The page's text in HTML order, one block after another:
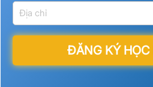
ĐĂNG KÝ HỌC